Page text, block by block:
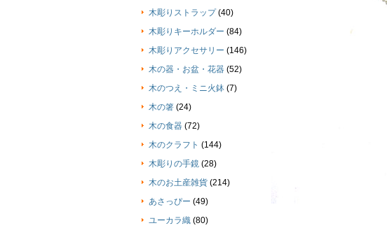
木彫りストラップ (40)
木彫りキーホルダー (84)
木彫りアクセサリー (146)
木の器・お盆・花器 (52)
木のつえ・ミニ火鉢 (7)
木の箸 (24)
木の食器 (72)
木のクラフト (144)
木彫りの手鏡 (28)
木のお土産雑貨 (214)
あさっぴー (49)
ユーカラ織 (80)